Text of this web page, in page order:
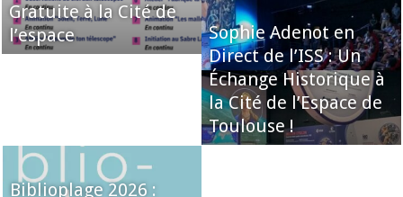
Gratuite à la Cité de
l’espace
Sophie Adenot en
Direct de l’ISS : Un
Échange Historique à
la Cité de l’Espace de
Toulouse !
Biblioplage 2026 :